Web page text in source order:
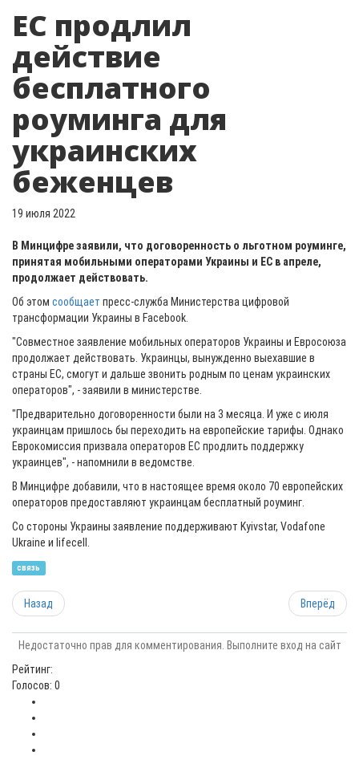
ЕС продлил
действие
бесплатного
роуминга для
украинских
беженцев
19 июля 2022
В Минцифре заявили, что договоренность о льготном роуминге,
принятая мобильными операторами Украины и ЕС в апреле,
продолжает действовать.
Об этом сообщает пресс-служба Министерства цифровой
трансформации Украины в Facebook.
"Совместное заявление мобильных операторов Украины и Евросоюза
продолжает действовать. Украинцы, вынужденно выехавшие в
страны ЕС, смогут и дальше звонить родным по ценам украинских
операторов", - заявили в министерстве.
"Предварительно договоренности были на 3 месяца. И уже с июля
украинцам пришлось бы переходить на европейские тарифы. Однако
Еврокомиссия призвала операторов ЕС продлить поддержку
украинцев", - напомнили в ведомстве.
В Минцифре добавили, что в настоящее время около 70 европейских
операторов предоставляют украинцам бесплатный роуминг.
Со стороны Украины заявление поддерживают Kyivstar, Vodafone
Ukraine и lifecell.
связь
Назад Вперёд
Недостаточно прав для комментирования. Выполните вход на сайт
Рейтинг:
Голосов: 0